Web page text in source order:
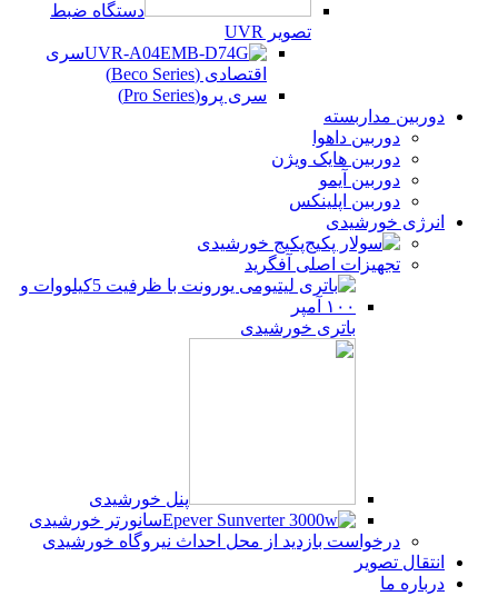
دستگاه ضبط
تصویر UVR
سری
اقتصادی (Beco Series)
سری پرو(Pro Series)
دوربین مداربسته
دوربین داهوا
دوربین هایک ویژن
دوربین آیمو
دوربین اپلینکس
انرژی خورشیدی
پکیج خورشیدی
تجهیزات اصلی آفگرید
باتری خورشیدی
پنل خورشیدی
سانورتر خورشیدی
درخواست بازدید از محل احداث نیروگاه خورشیدی
انتقال تصویر
درباره ما